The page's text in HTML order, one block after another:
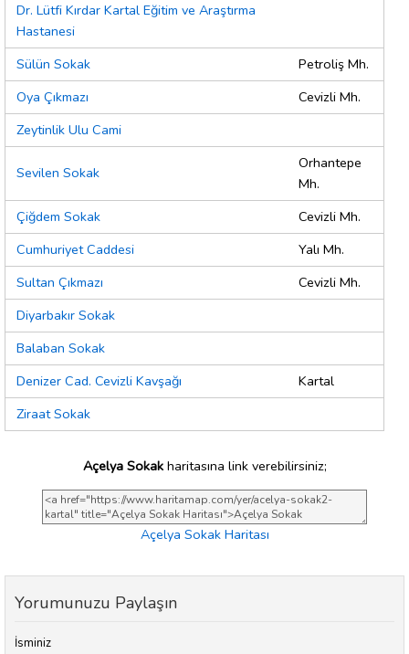
Dr. Lütfi Kırdar Kartal Eğitim ve Araştırma
Hastanesi
Sülün Sokak
Petroliş Mh.
Oya Çıkmazı
Cevizli Mh.
Zeytinlik Ulu Cami
Sevilen Sokak
Orhantepe
Mh.
Çiğdem Sokak
Cevizli Mh.
Cumhuriyet Caddesi
Yalı Mh.
Sultan Çıkmazı
Cevizli Mh.
Diyarbakır Sokak
Balaban Sokak
Denizer Cad. Cevizli Kavşağı
Kartal
Ziraat Sokak
Açelya Sokakharitasına link verebilirsiniz;
Açelya Sokak Haritası
Yorumunuzu Paylaşın
İsminiz